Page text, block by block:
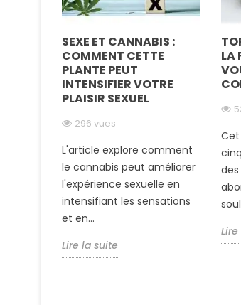
SEXE ET CANNABIS :
COMMENT CETTE
PLANTE PEUT
INTENSIFIER VOTRE
PLAISIR SEXUEL
296 vues
L'article explore comment
le cannabis peut améliorer
l'expérience sexuelle en
intensifiant les sensations
et en...
Lire la suite
LA
des